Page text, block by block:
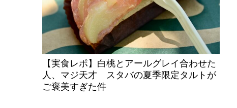
【実食レポ】白桃とアールグレイ合わせた
人、マジ天才 スタバの夏季限定タルトが
ご褒美すぎた件